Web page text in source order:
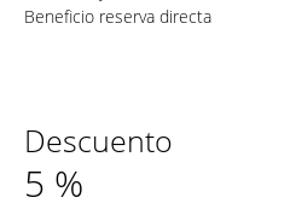
Beneficio reserva directa
Descuento
5 %